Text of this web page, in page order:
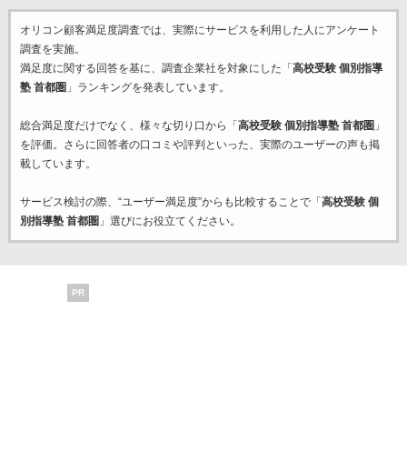
オリコン顧客満足度調査では、実際にサービスを利用した 人にアンケート
調査を実施。
満足度に関する回答を基に、調査企業社を対象にした「 高校受験 個別指導
塾 首都圏 」ランキングを発表しています。
総合満足度だけでなく、様々な切り口から「 高校受験 個別指導塾 首都圏 」
を評価。さらに回答者の口コミや評判といった、実際のユーザーの声も掲
載しています。
サービス検討の際、“ユーザー満足度”からも比較することで「 高校受験 個
別指導塾 首都圏 」選びにお役立てください。
PR